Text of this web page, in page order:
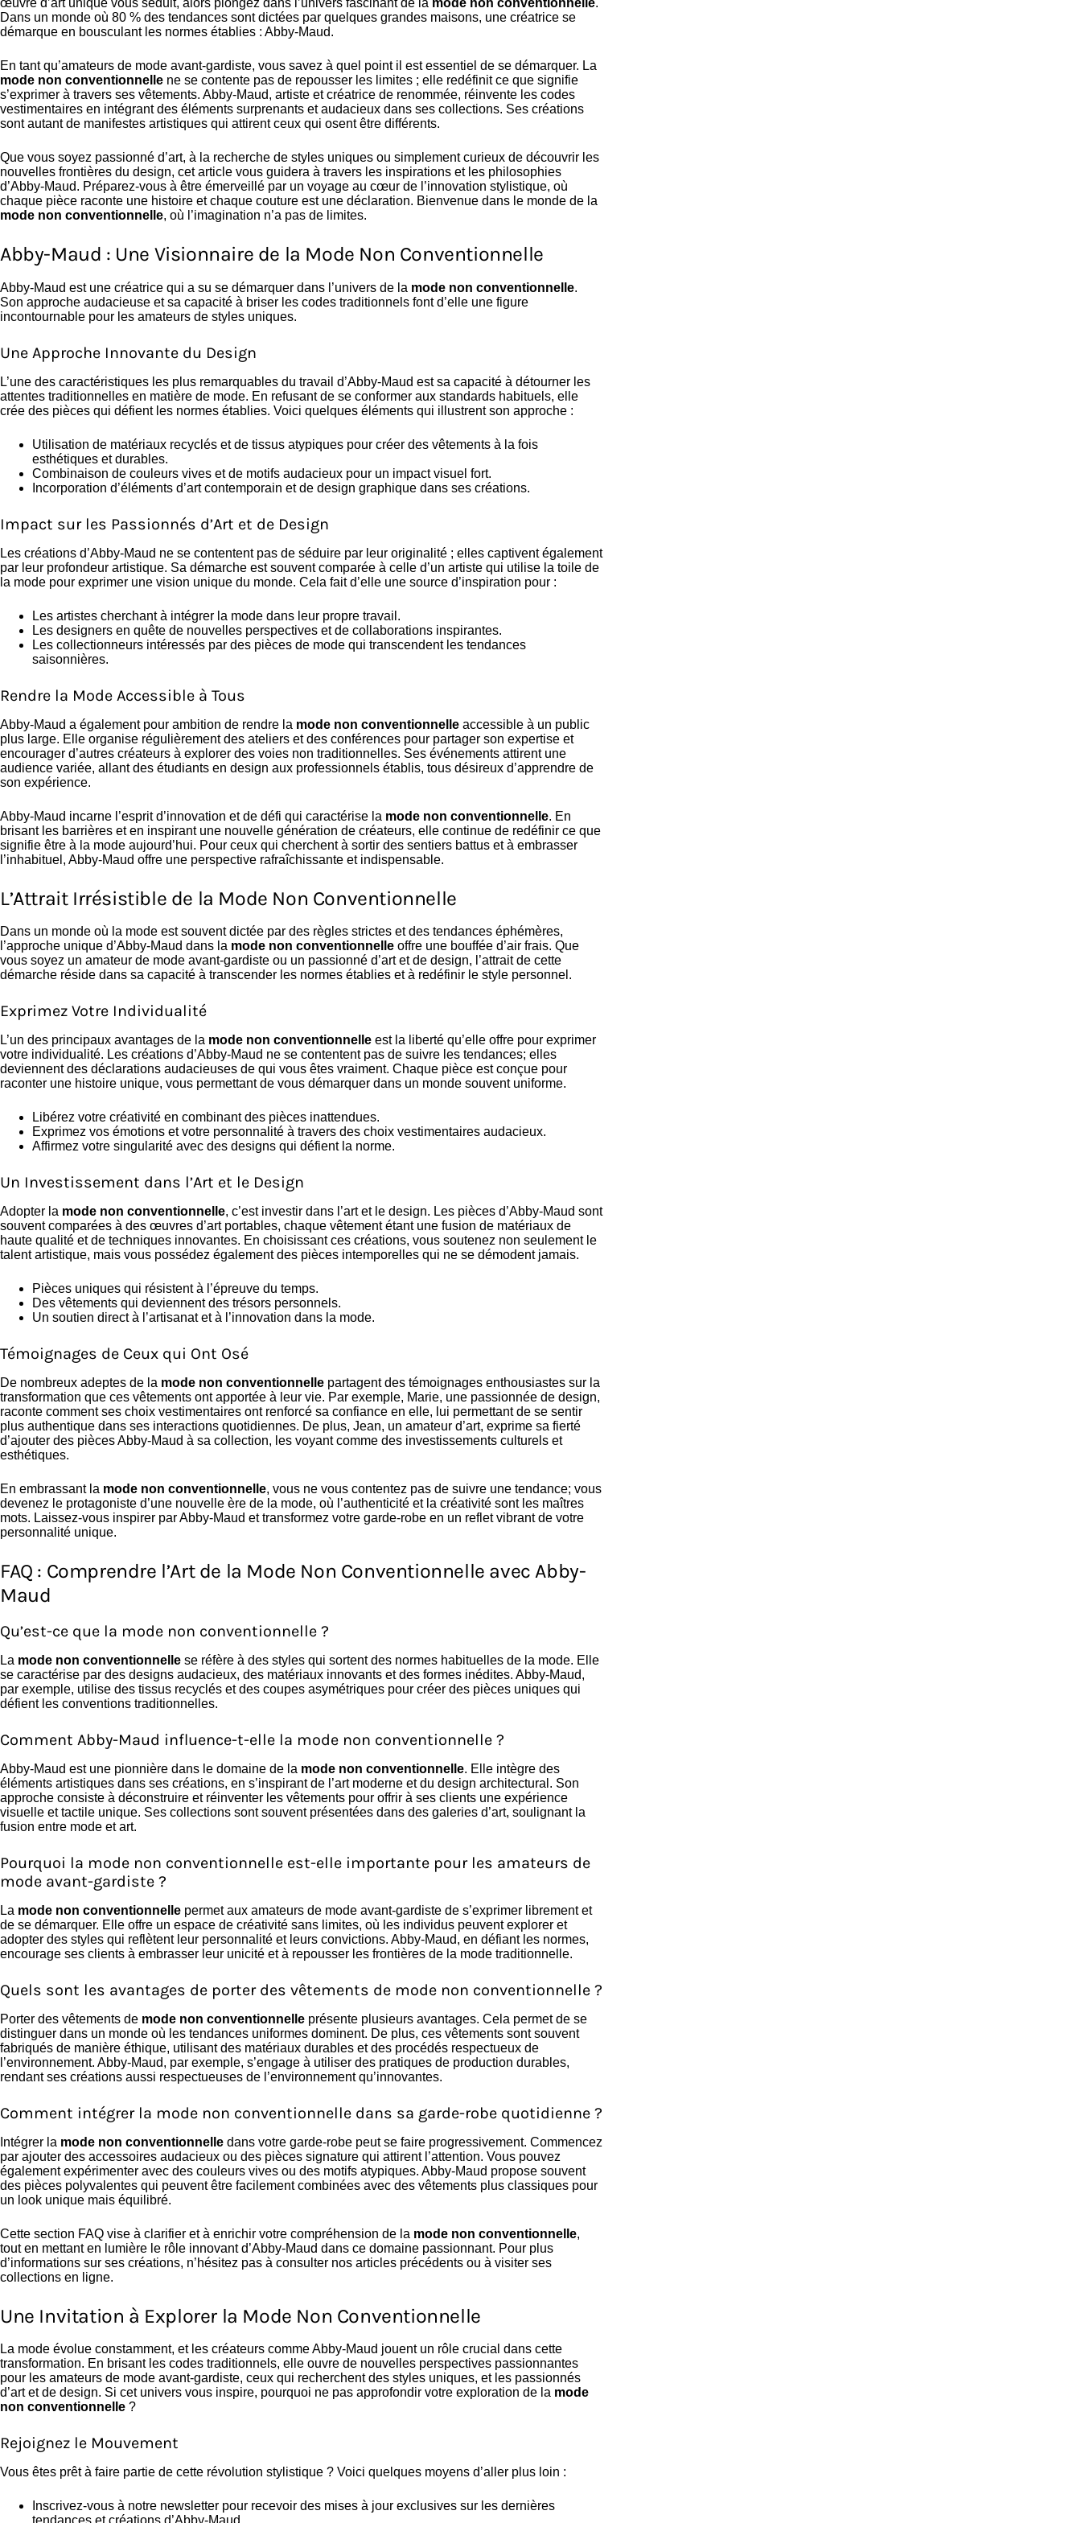
œuvre d’art unique vous séduit, alors plongez dans l’univers fascinant de la mode non conventionnelle.
Dans un monde où 80 % des tendances sont dictées par quelques grandes maisons, une créatrice se
démarque en bousculant les normes établies : Abby-Maud.
En tant qu’amateurs de mode avant-gardiste, vous savez à quel point il est essentiel de se démarquer. La
mode non conventionnelle ne se contente pas de repousser les limites ; elle redéfinit ce que signifie
s’exprimer à travers ses vêtements. Abby-Maud, artiste et créatrice de renommée, réinvente les codes
vestimentaires en intégrant des éléments surprenants et audacieux dans ses collections. Ses créations
sont autant de manifestes artistiques qui attirent ceux qui osent être différents.
Que vous soyez passionné d’art, à la recherche de styles uniques ou simplement curieux de découvrir les
nouvelles frontières du design, cet article vous guidera à travers les inspirations et les philosophies
d’Abby-Maud. Préparez-vous à être émerveillé par un voyage au cœur de l’innovation stylistique, où
chaque pièce raconte une histoire et chaque couture est une déclaration. Bienvenue dans le monde de la
mode non conventionnelle, où l’imagination n’a pas de limites.
Abby-Maud : Une Visionnaire de la Mode Non Conventionnelle
Abby-Maud est une créatrice qui a su se démarquer dans l’univers de la mode non conventionnelle.
Son approche audacieuse et sa capacité à briser les codes traditionnels font d’elle une figure
incontournable pour les amateurs de styles uniques.
Une Approche Innovante du Design
L’une des caractéristiques les plus remarquables du travail d’Abby-Maud est sa capacité à détourner les
attentes traditionnelles en matière de mode. En refusant de se conformer aux standards habituels, elle
crée des pièces qui défient les normes établies. Voici quelques éléments qui illustrent son approche :
Utilisation de matériaux recyclés et de tissus atypiques pour créer des vêtements à la fois
esthétiques et durables.
Combinaison de couleurs vives et de motifs audacieux pour un impact visuel fort.
Incorporation d’éléments d’art contemporain et de design graphique dans ses créations.
Impact sur les Passionnés d’Art et de Design
Les créations d’Abby-Maud ne se contentent pas de séduire par leur originalité ; elles captivent également
par leur profondeur artistique. Sa démarche est souvent comparée à celle d’un artiste qui utilise la toile de
la mode pour exprimer une vision unique du monde. Cela fait d’elle une source d’inspiration pour :
Les artistes cherchant à intégrer la mode dans leur propre travail.
Les designers en quête de nouvelles perspectives et de collaborations inspirantes.
Les collectionneurs intéressés par des pièces de mode qui transcendent les tendances
saisonnières.
Rendre la Mode Accessible à Tous
Abby-Maud a également pour ambition de rendre la mode non conventionnelle accessible à un public
plus large. Elle organise régulièrement des ateliers et des conférences pour partager son expertise et
encourager d’autres créateurs à explorer des voies non traditionnelles. Ses événements attirent une
audience variée, allant des étudiants en design aux professionnels établis, tous désireux d’apprendre de
son expérience.
Abby-Maud incarne l’esprit d’innovation et de défi qui caractérise la mode non conventionnelle. En
brisant les barrières et en inspirant une nouvelle génération de créateurs, elle continue de redéfinir ce que
signifie être à la mode aujourd’hui. Pour ceux qui cherchent à sortir des sentiers battus et à embrasser
l’inhabituel, Abby-Maud offre une perspective rafraîchissante et indispensable.
L’Attrait Irrésistible de la Mode Non Conventionnelle
Dans un monde où la mode est souvent dictée par des règles strictes et des tendances éphémères,
l’approche unique d’Abby-Maud dans la mode non conventionnelle offre une bouffée d’air frais. Que
vous soyez un amateur de mode avant-gardiste ou un passionné d’art et de design, l’attrait de cette
démarche réside dans sa capacité à transcender les normes établies et à redéfinir le style personnel.
Exprimez Votre Individualité
L’un des principaux avantages de la mode non conventionnelle est la liberté qu’elle offre pour exprimer
votre individualité. Les créations d’Abby-Maud ne se contentent pas de suivre les tendances; elles
deviennent des déclarations audacieuses de qui vous êtes vraiment. Chaque pièce est conçue pour
raconter une histoire unique, vous permettant de vous démarquer dans un monde souvent uniforme.
Libérez votre créativité en combinant des pièces inattendues.
Exprimez vos émotions et votre personnalité à travers des choix vestimentaires audacieux.
Affirmez votre singularité avec des designs qui défient la norme.
Un Investissement dans l’Art et le Design
Adopter la mode non conventionnelle, c’est investir dans l’art et le design. Les pièces d’Abby-Maud sont
souvent comparées à des œuvres d’art portables, chaque vêtement étant une fusion de matériaux de
haute qualité et de techniques innovantes. En choisissant ces créations, vous soutenez non seulement le
talent artistique, mais vous possédez également des pièces intemporelles qui ne se démodent jamais.
Pièces uniques qui résistent à l’épreuve du temps.
Des vêtements qui deviennent des trésors personnels.
Un soutien direct à l’artisanat et à l’innovation dans la mode.
Témoignages de Ceux qui Ont Osé
De nombreux adeptes de la mode non conventionnelle partagent des témoignages enthousiastes sur la
transformation que ces vêtements ont apportée à leur vie. Par exemple, Marie, une passionnée de design,
raconte comment ses choix vestimentaires ont renforcé sa confiance en elle, lui permettant de se sentir
plus authentique dans ses interactions quotidiennes. De plus, Jean, un amateur d’art, exprime sa fierté
d’ajouter des pièces Abby-Maud à sa collection, les voyant comme des investissements culturels et
esthétiques.
En embrassant la mode non conventionnelle, vous ne vous contentez pas de suivre une tendance; vous
devenez le protagoniste d’une nouvelle ère de la mode, où l’authenticité et la créativité sont les maîtres
mots. Laissez-vous inspirer par Abby-Maud et transformez votre garde-robe en un reflet vibrant de votre
personnalité unique.
FAQ : Comprendre l’Art de la Mode Non Conventionnelle avec Abby-
Maud
Qu’est-ce que la mode non conventionnelle ?
La mode non conventionnelle se réfère à des styles qui sortent des normes habituelles de la mode. Elle
se caractérise par des designs audacieux, des matériaux innovants et des formes inédites. Abby-Maud,
par exemple, utilise des tissus recyclés et des coupes asymétriques pour créer des pièces uniques qui
défient les conventions traditionnelles.
Comment Abby-Maud influence-t-elle la mode non conventionnelle ?
Abby-Maud est une pionnière dans le domaine de la mode non conventionnelle. Elle intègre des
éléments artistiques dans ses créations, en s’inspirant de l’art moderne et du design architectural. Son
approche consiste à déconstruire et réinventer les vêtements pour offrir à ses clients une expérience
visuelle et tactile unique. Ses collections sont souvent présentées dans des galeries d’art, soulignant la
fusion entre mode et art.
Pourquoi la mode non conventionnelle est-elle importante pour les amateurs de
mode avant-gardiste ?
La mode non conventionnelle permet aux amateurs de mode avant-gardiste de s’exprimer librement et
de se démarquer. Elle offre un espace de créativité sans limites, où les individus peuvent explorer et
adopter des styles qui reflètent leur personnalité et leurs convictions. Abby-Maud, en défiant les normes,
encourage ses clients à embrasser leur unicité et à repousser les frontières de la mode traditionnelle.
Quels sont les avantages de porter des vêtements de mode non conventionnelle ?
Porter des vêtements de mode non conventionnelle présente plusieurs avantages. Cela permet de se
distinguer dans un monde où les tendances uniformes dominent. De plus, ces vêtements sont souvent
fabriqués de manière éthique, utilisant des matériaux durables et des procédés respectueux de
l’environnement. Abby-Maud, par exemple, s’engage à utiliser des pratiques de production durables,
rendant ses créations aussi respectueuses de l’environnement qu’innovantes.
Comment intégrer la mode non conventionnelle dans sa garde-robe quotidienne ?
Intégrer la mode non conventionnelle dans votre garde-robe peut se faire progressivement. Commencez
par ajouter des accessoires audacieux ou des pièces signature qui attirent l’attention. Vous pouvez
également expérimenter avec des couleurs vives ou des motifs atypiques. Abby-Maud propose souvent
des pièces polyvalentes qui peuvent être facilement combinées avec des vêtements plus classiques pour
un look unique mais équilibré.
Cette section FAQ vise à clarifier et à enrichir votre compréhension de la mode non conventionnelle,
tout en mettant en lumière le rôle innovant d’Abby-Maud dans ce domaine passionnant. Pour plus
d’informations sur ses créations, n’hésitez pas à consulter nos articles précédents ou à visiter ses
collections en ligne.
Une Invitation à Explorer la Mode Non Conventionnelle
La mode évolue constamment, et les créateurs comme Abby-Maud jouent un rôle crucial dans cette
transformation. En brisant les codes traditionnels, elle ouvre de nouvelles perspectives passionnantes
pour les amateurs de mode avant-gardiste, ceux qui recherchent des styles uniques, et les passionnés
d’art et de design. Si cet univers vous inspire, pourquoi ne pas approfondir votre exploration de la mode
non conventionnelle ?
Rejoignez le Mouvement
Vous êtes prêt à faire partie de cette révolution stylistique ? Voici quelques moyens d’aller plus loin :
Inscrivez-vous à notre newsletter pour recevoir des mises à jour exclusives sur les dernières